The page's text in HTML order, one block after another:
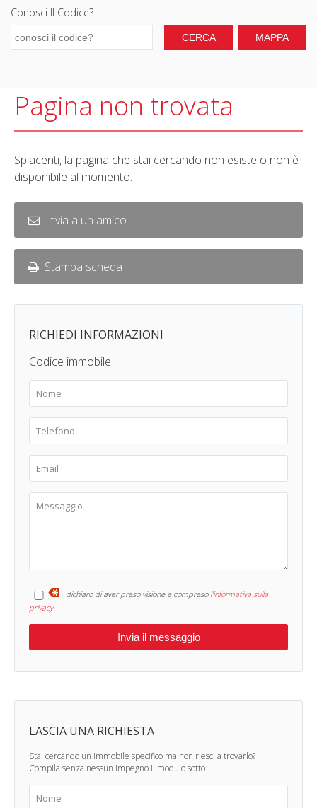
Conosci Il Codice?
Pagina non trovata
Spiacenti, la pagina che stai cercando non esiste o non è
disponibile al momento.
Invia a un amico
Stampa scheda
RICHIEDI INFORMAZIONI
Codice immobile
dichiaro di aver preso visione e compreso l'informativa sulla
privacy
LASCIA UNA RICHIESTA
Stai cercando un immobile specifico ma non riesci a trovarlo?
Compila senza nessun impegno il modulo sotto.